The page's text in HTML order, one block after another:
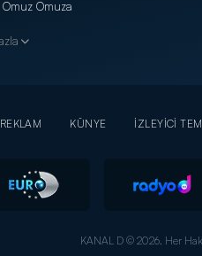
Omuza
REKLAM KÜNYE İZLEYİCİ
KANAL D © 2026. Her